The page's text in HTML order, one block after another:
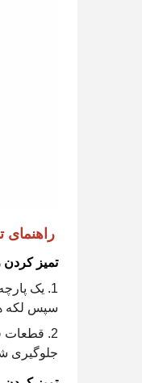
راهنمای
تمیز کردن
یک
سپس لکه
قطعات
جلوگیری